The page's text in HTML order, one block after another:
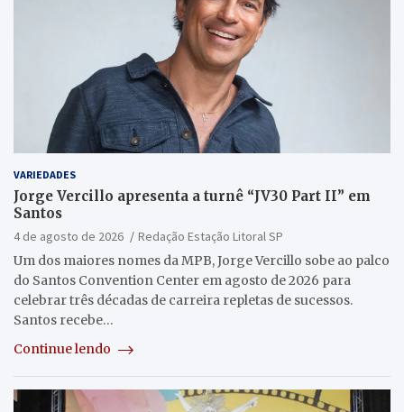
VARIEDADES
Jorge Vercillo apresenta a turnê “JV30 Part II” em
Santos
4 de agosto de 2026
Redação Estação Litoral SP
Um dos maiores nomes da MPB, Jorge Vercillo sobe ao palco
do Santos Convention Center em agosto de 2026 para
celebrar três décadas de carreira repletas de sucessos.
Santos recebe…
Continue lendo